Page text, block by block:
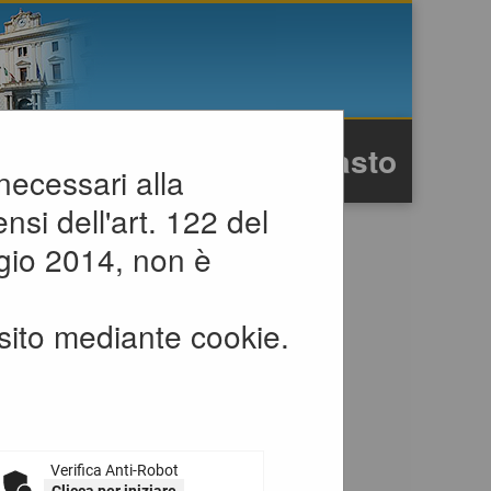
Testo Alto contrasto
alla
dell'art. 122 del
2014, non è
mediante cookie.
Verifica Anti-Robot
PRIVACY AI
DEL